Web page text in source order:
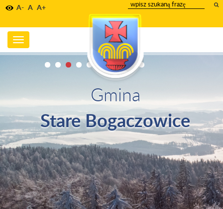
A- A A+
wpisz
szukany
tekst
Toggle
navigation
Gmina
Stare Bogaczowice